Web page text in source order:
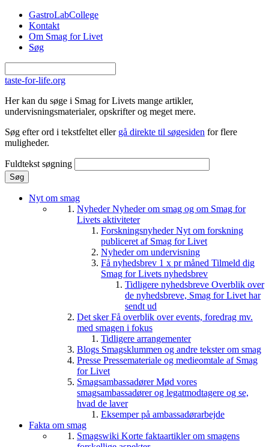
Gå til hovedindhold
GastroLabCollege
Kontakt
Om Smag for Livet
Søg
taste-for-life.org
Her kan du søge i Smag for Livets mange artikler,
undervisningsmaterialer, opskrifter og meget mere.
Søg efter ord i tekstfeltet eller gå direkte til søgesiden for flere
muligheder.
Fuldtekst søgning
Nyt om smag
NyhederNyheder om smag og om Smag for
Livets aktiviteter
ForskningsnyhederNyt om forskning
publiceret af Smag for Livet
Nyheder om undervisning
Få nyhedsbrev 1 x pr måned Tilmeld dig
Smag for Livets nyhedsbrev
Tidligere nyhedsbreve Overblik over
de nyhedsbreve, Smag for Livet har
sendt ud
Det skerFå overblik over events, foredrag mv.
med smagen i fokus
Tidligere arrangementer
Blogs Smagsklummen og andre tekster om smag
Presse Pressemateriale og medieomtale af Smag
for Livet
SmagsambassadørerMød vores
smagsambassadører og legatmodtagere og se,
hvad de laver
Eksemper på ambassadørarbejde
Fakta om smag
Smagswiki Korte faktaartikler om smagens